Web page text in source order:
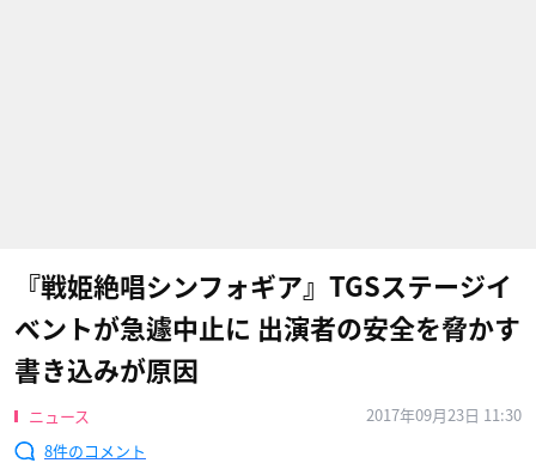
『戦姫絶唱シンフォギア』TGSステージイ
ベントが急遽中止に 出演者の安全を脅かす
書き込みが原因
ニュース
2017年09月23日 11:30
8